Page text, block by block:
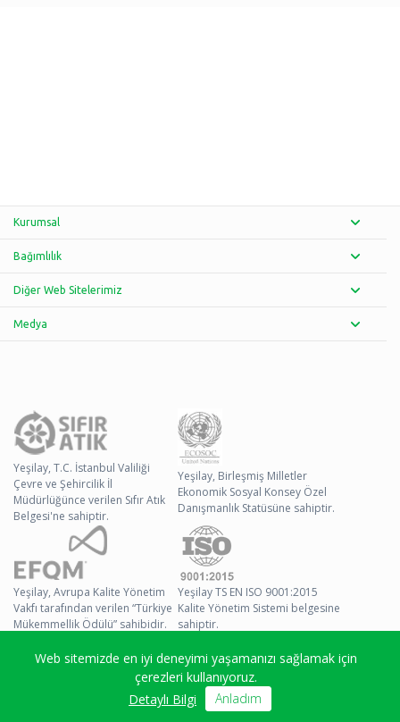
Web sitemizde en iyi deneyimi yaşamanızı sağlamak için
çerezleri kullanıyoruz.
Detaylı Bilgi
Anladım
Kurumsal
Bağımlılık
Diğer Web Sitelerimiz
Medya
Yeşilay, T.C. İstanbul Valiliği
Çevre ve Şehircilik İl
Müdürlüğünce verilen Sıfır Atık
Belgesi'ne sahiptir.
Yeşilay, Birleşmiş Milletler
Ekonomik Sosyal Konsey Özel
Danışmanlık Statüsüne sahiptir.
Yeşilay, Avrupa Kalite Yönetim
Vakfı tarafından verilen “Türkiye
Mükemmellik Ödülü” sahibidir.
Yeşilay TS EN ISO 9001:2015
Kalite Yönetim Sistemi belgesine
sahiptir.
© 2026 Yeşilay Tüm
Hakları Saklıdır